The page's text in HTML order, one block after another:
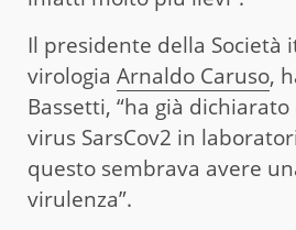
Il presidente della Società
virologia Arnaldo Caruso,
Bassetti, “ha già
virus SarsCov2 in
questo sembrava avere
virulenza”.